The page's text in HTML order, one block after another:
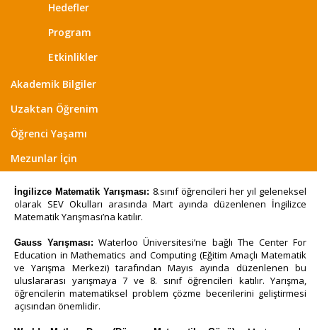
Hedefler
Program
Etkinlikler
Akademik Bilgiler
Uzaktan Öğrenim
Öğrenci Yaşamı
Mezunlar İçin
İngilizce Matematik Yarışması: 8.sınıf öğrencileri her yıl geleneksel
olarak SEV Okulları arasında Mart ayında düzenlenen İngilizce
Matematik Yarışması’na katılır.
Gauss Yarışması: Waterloo Üniversitesi’ne bağlı The Center For
Education in Mathematics and Computing (Eğitim Amaçlı Matematik
ve Yarışma Merkezi) tarafından Mayıs ayında düzenlenen bu
uluslararası yarışmaya 7 ve 8. sınıf öğrencileri katılır. Yarışma,
öğrencilerin matematiksel problem çözme becerilerini geliştirmesi
açısından önemlidir.